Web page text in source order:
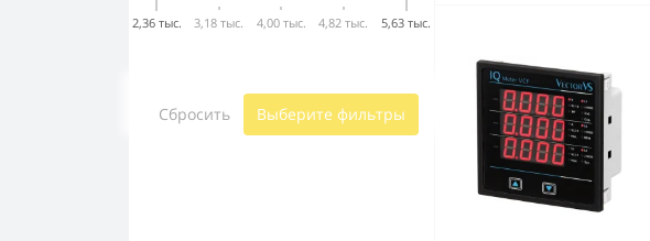
2,36 тыс. 3,18 тыс. 4,00 тыс. 4,82 тыс. 5,63 тыс.
Сбросить Выберите фильтры